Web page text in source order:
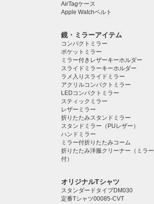
AirTagケース
Apple Watchベルト
鏡・ミラーアイテム
コンパクトミラー
ポケットミラー
ミラー付きレザーキーホルダー
スライドミラーキーホルダー
ラメ入りスライドミラー
アクリルコンパクトミラー
LEDコンパクトミラー
スティックミラー
レザーミラー
折りたたみスタンドミラー
スタンドミラー（PUレザー）
ハンドミラー
ミラー付折りたたみコーム
折りたたみ洋服クリーナー（ミラー
付）
オリジナルTシャツ
スタンダードタイプDM030
定番Tシャツ00085-CVT